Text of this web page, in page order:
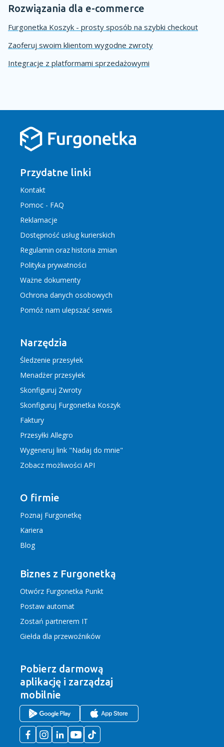
Rozwiązania dla e-commerce
Furgonetka Koszyk - prosty sposób na szybki checkout
Zaoferuj swoim klientom wygodne zwroty
Integracje z platformami sprzedażowymi
Przydatne linki
Kontakt
Pomoc - FAQ
Reklamacje
Dostępność usług kurierskich
Regulamin orazhistoria zmian
Polityka prywatności
Ważne dokumenty
Ochrona danych osobowych
Pomóż nam ulepszać serwis
Narzędzia
Śledzenie przesyłek
Menadżer przesyłek
Skonfiguruj Zwroty
Skonfiguruj Furgonetka Koszyk
Faktury
Przesyłki Allegro
Wygeneruj link "Nadaj do mnie"
Zobacz możliwości API
O firmie
Poznaj Furgonetkę
Kariera
Blog
Biznes z Furgonetką
Otwórz Furgonetka Punkt
Postaw automat
Zostań partnerem IT
Giełda dla przewoźników
Pobierz darmową
aplikację i zarządzaj
mobilnie